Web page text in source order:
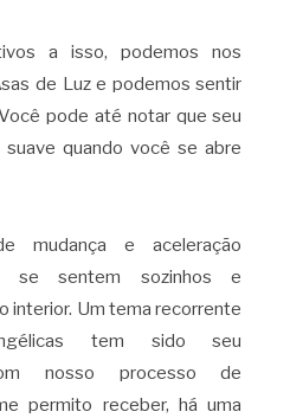
a isso, podemos nos
de Luz e podemos sentir
pode até notar que seu
quando você se abre
mudança e aceleração
se sentem sozinhos e
interior. Um tema recorrente
tem sido seu
nosso processo de
permito receber, há uma